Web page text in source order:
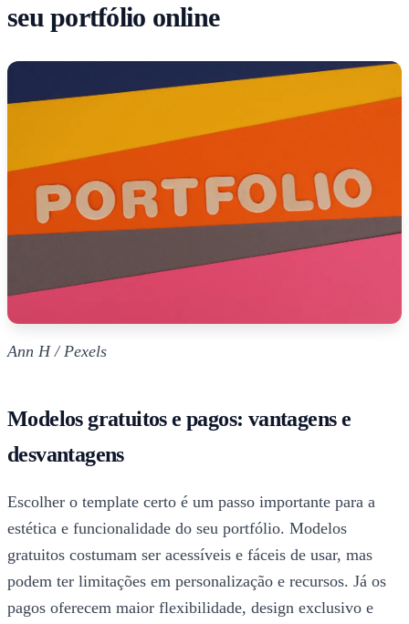
seu portfólio online
Ann H / Pexels
Modelos gratuitos e pagos: vantagens e
desvantagens
Escolher o template certo é um passo importante para a
estética e funcionalidade do seu portfólio. Modelos
gratuitos costumam ser acessíveis e fáceis de usar, mas
podem ter limitações em personalização e recursos. Já os
pagos oferecem maior flexibilidade, design exclusivo e